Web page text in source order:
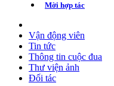
Mời hợp tác
Vận động viên
Tin tức
Thông tin cuộc đua
Thư viện ảnh
Đối tác